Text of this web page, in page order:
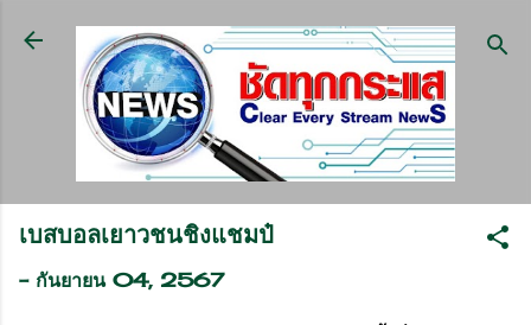
ข้ามไปที่เนื้อหาหลัก
เบสบอลเยาวชนชิงแชมป๋
- กันยายน 04, 2567